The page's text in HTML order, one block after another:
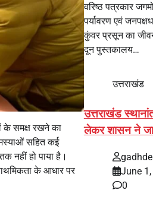
के समक्ष रखने का
सहित कई
नहीं हो पाया है।
के आधार पर
वरिष्ठ पत्रकार
पर्यावरण एवं
कुंवर प्रसून का
दून पुस्तकालय…
उत्तराखंड
उत्तराखंड
लेकर शासन ने
June
0